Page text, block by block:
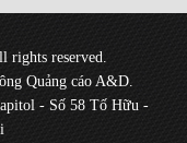
reserved.
Quảng cáo A&D.
- Số 58 Tố Hữu -